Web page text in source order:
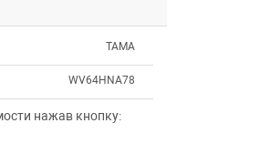
TAMA
WV64HNA78
нажав кнопку: